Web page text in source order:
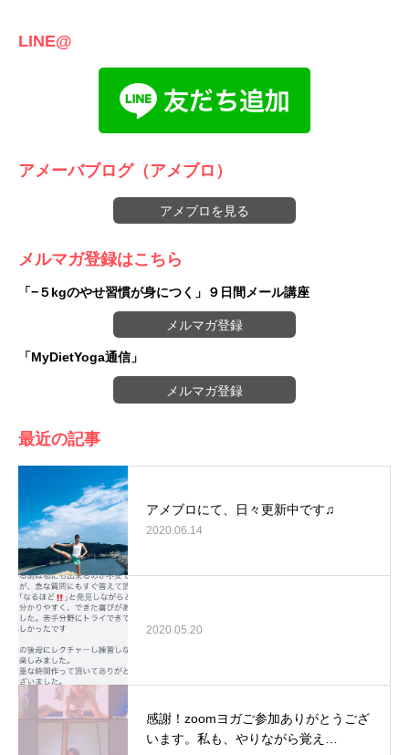
LINE@
アメーバブログ（アメブロ）
アメブロを見る
メルマガ登録はこちら
「−５kgのやせ習慣が身につく」９日間メール講座
メルマガ登録
「MyDietYoga通信」
メルマガ登録
最近の記事
アメブロにて、日々更新中です♫
2020.06.14
2020.05.20
感謝！zoomヨガご参加ありがとうござ
います。私も、やりながら覚え…